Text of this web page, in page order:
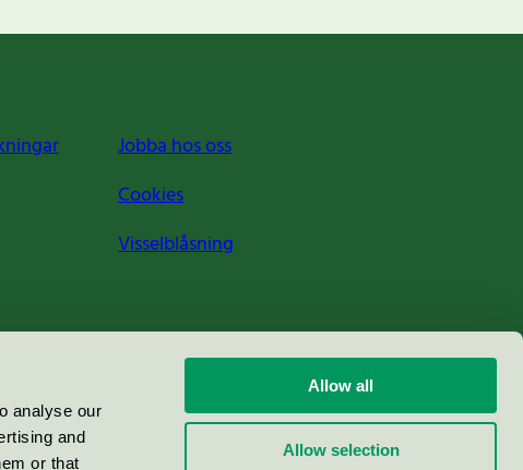
analyse our
and
or that
Allow all
Allow selection
Jobba hos oss
Cookies
Visselblåsning